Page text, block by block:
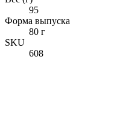
95
Форма выпуска
80 г
SKU
608